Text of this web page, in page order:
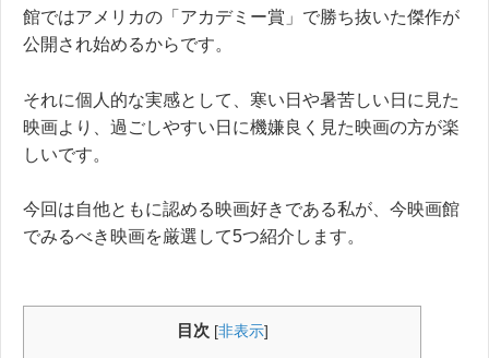
館ではアメリカの「アカデミー賞」で勝ち抜いた傑作が
公開され始めるからです。
それに個人的な実感として、寒い日や暑苦しい日に見た
映画より、過ごしやすい日に機嫌良く見た映画の方が楽
しいです。
今回は自他ともに認める映画好きである私が、今映画館
でみるべき映画を厳選して5つ紹介します。
目次 [非表示]